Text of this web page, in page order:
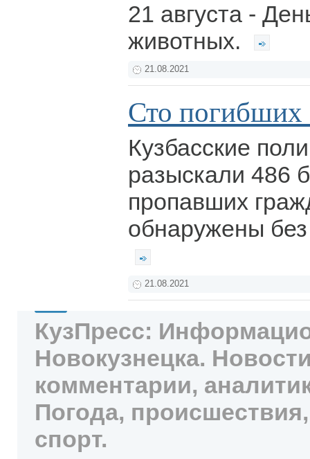
21 августа -
животных.
21.08.2021
Сто погибших
Кузбасские
разыскали 486
пропавших
обнаружены
21.08.2021
КузПресс:
Новокузнецка.
комментарии,
Погода,
спорт.